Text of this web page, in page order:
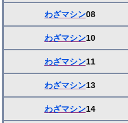
わざマシン08
わざマシン10
わざマシン11
わざマシン13
わざマシン14